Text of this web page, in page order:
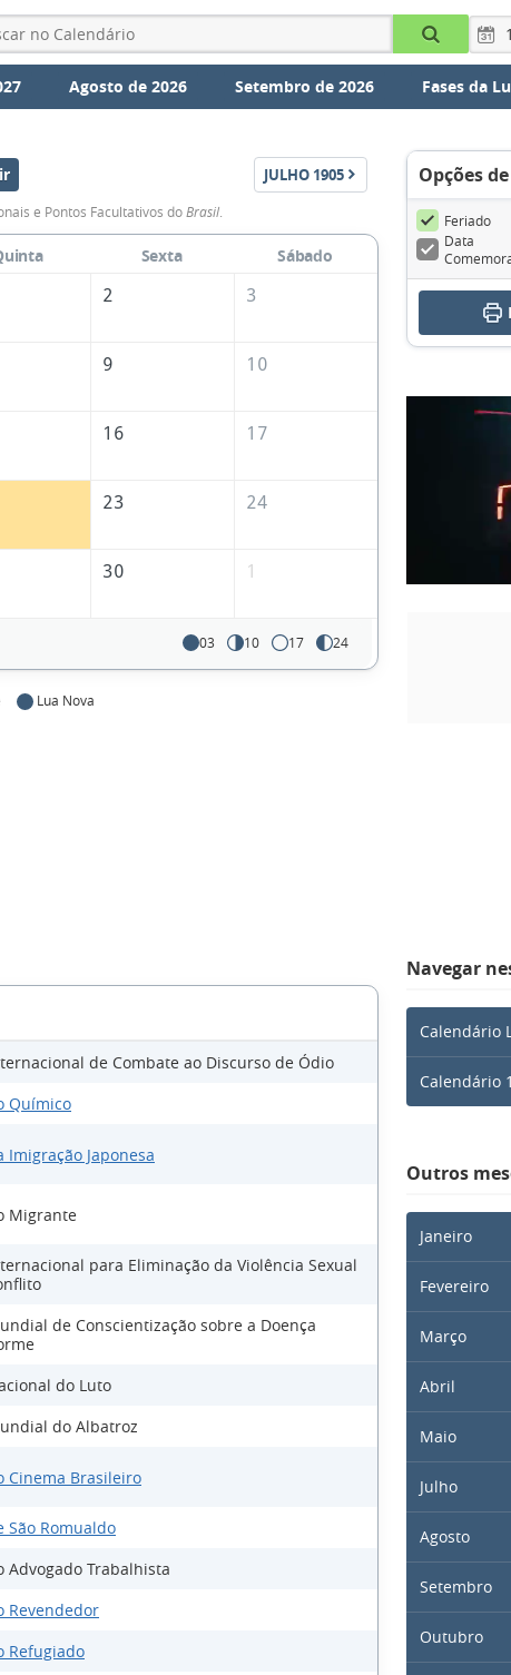
Agosto de 2026 Setembro de 2026 Fases da
JULHO 1905
e Pontos Facultativos doBrasil
Sexta
Sábado
2 3
9 10
16 17
23 24
30 1
03 10 17 24
Lua Nova
Opções
Feriado
Data
de Combate ao Discurso de Ódio
Químico
Imigração Japonesa
Migrante
para Eliminação da Violência Sexual
de Conscientização sobre a Doença
do Luto
do Albatroz
Cinema Brasileiro
São Romualdo
Advogado Trabalhista
Revendedor
Refugiado
Navegar
Calendário
Calendário
Outros
Janeiro
Fevereiro
Março
Abril
Maio
Julho
Agosto
Setembro
Outubro